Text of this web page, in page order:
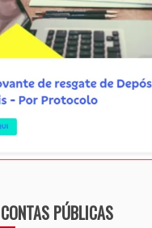
PÚBLICAS